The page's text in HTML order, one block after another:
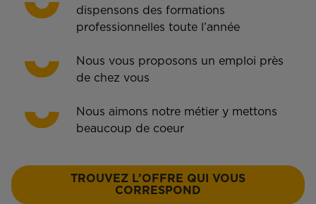
dispensons des formations
professionnelles toute l’année
Nous vous proposons un emploi près
de chez vous
Nous aimons notre métier y mettons
beaucoup de coeur
TROUVEZ L’OFFRE QUI VOUS
CORRESPOND